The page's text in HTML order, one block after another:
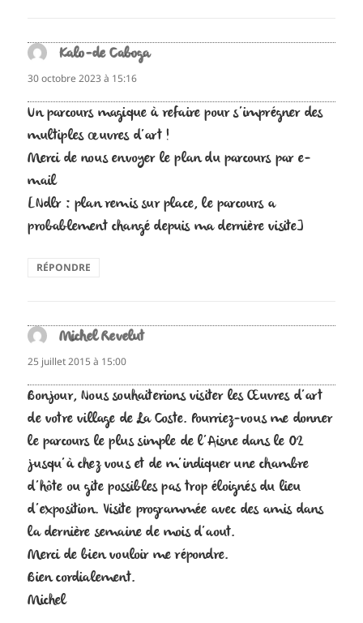
Kalo-de Cabogadit :
30 octobre 2023 à 15:16
Un parcours magique à refaire pour s’imprégner des
multiples œuvres d’art !
Merci de nous envoyer le plan du parcours par e-
mail
[Ndlr : plan remis sur place, le parcours a
probablement changé depuis ma dernière visite]
RÉPONDRE
Michel Revelutdit :
25 juillet 2015 à 15:00
Bonjour, Nous souhaiterions visiter les Œuvres d’art
de votre village de La Coste. Pourriez-vous me donner
le parcours le plus simple de l’Aisne dans le 02
jusqu’à chez vous et de m’indiquer une chambre
d’hôte ou gite possibles pas trop éloignés du lieu
d’exposition. Visite programmée avec des amis dans
la dernière semaine de mois d’aout.
Merci de bien vouloir me répondre.
Bien cordialement.
Michel